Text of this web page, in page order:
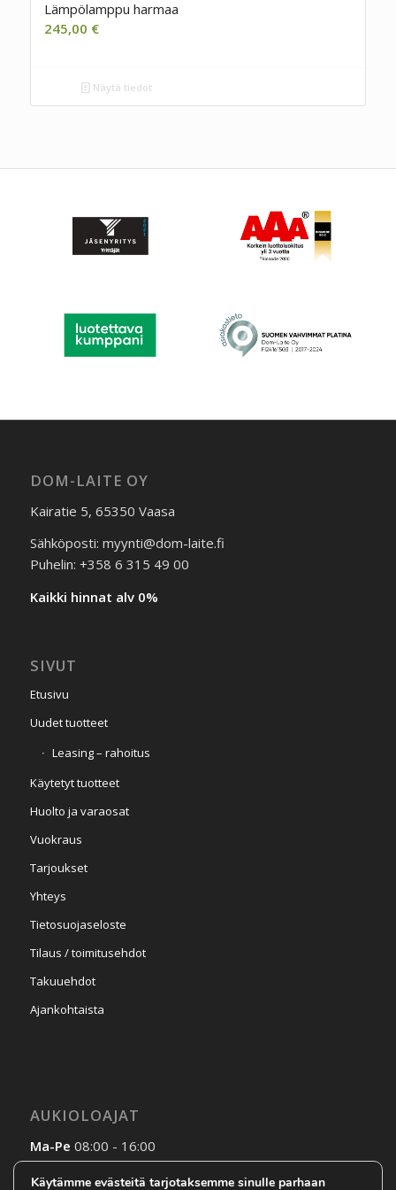
Lämpölamppu harmaa
245,00 €
Näytä tiedot
DOM-LAITE OY
Kairatie 5, 65350 Vaasa
Sähköposti: myynti@dom-laite.fi
Puhelin: +358 6 315 49 00
Kaikki hinnat alv 0%
SIVUT
Etusivu
Uudet tuotteet
Leasing – rahoitus
Käytetyt tuotteet
Huolto ja varaosat
Vuokraus
Tarjoukset
Yhteys
Tietosuojaseloste
Tilaus / toimitusehdot
Takuuehdot
Ajankohtaista
AUKIOLOAJAT
Ma-Pe 08:00 - 16:00
La-SuSopimuksen mukaan
Käytämme evästeitä tarjotaksemme sinulle parhaan